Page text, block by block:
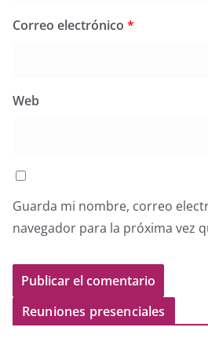
Correo electrónico *
Web
Guarda mi nombre, correo
navegador para la próxima vez
Reuniones presenciales